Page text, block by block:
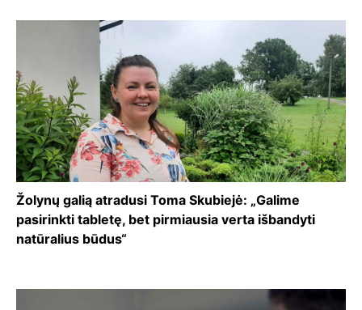
Žolynų galią atradusi Toma Skubiejė: „Galime
pasirinkti tabletę, bet pirmiausia verta išbandyti
natūralius būdus“